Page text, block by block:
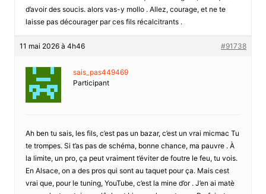
d’avoir des soucis. alors vas-y mollo . Allez, courage, et ne te
laisse pas décourager par ces fils récalcitrants .
11 mai 2026 à 4h46 #91738
sais_pas449469
Participant
Ah ben tu sais, les fils, c’est pas un bazar, c’est un vrai micmac Tu
te trompes. Si t’as pas de schéma, bonne chance, ma pauvre . À
la limite, un pro, ça peut vraiment t’éviter de foutre le feu, tu vois.
En Alsace, on a des pros qui sont au taquet pour ça. Mais cest
vrai que, pour le tuning, YouTube, c’est la mine d’or . J’en ai matè